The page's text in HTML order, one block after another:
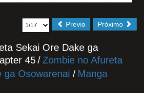
Próximo
Previo
Sekai Ore Dake ga
45/Zombie no Afureta
ga Osowarenai / Manga